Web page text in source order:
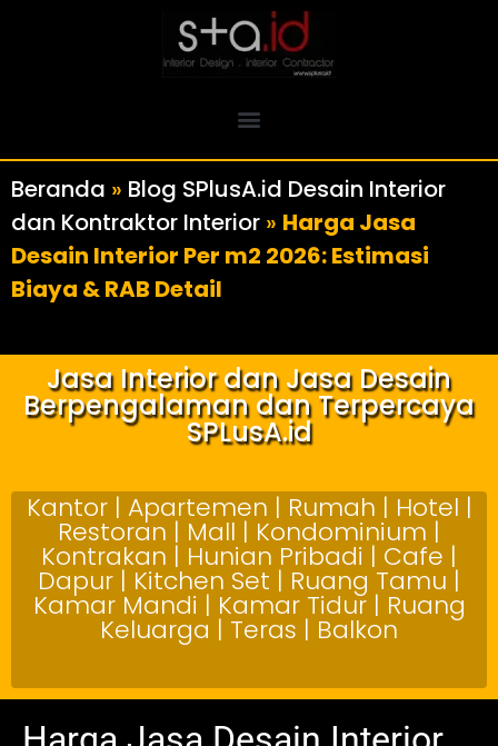
Beranda » Blog SPlusA.id Desain Interior
dan Kontraktor Interior » Harga Jasa
Desain Interior Per m2 2026: Estimasi
Biaya & RAB Detail
Jasa Interior dan Jasa Desain
Berpengalaman dan Terpercaya
SPLusA.id
Kantor | Apartemen | Rumah | Hotel |
Restoran | Mall | Kondominium |
Kontrakan | Hunian Pribadi | Cafe |
Dapur | Kitchen Set | Ruang Tamu |
Kamar Mandi | Kamar Tidur | Ruang
Keluarga | Teras | Balkon